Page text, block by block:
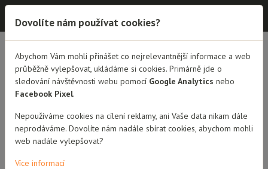
Dobrá rodina - semináře
Dobrá rodina - semináře
Přihlášení
Uživatelské jméno / Email
Heslo
Dovolíte nám používat cookies?
Abychom Vám mohli přinášet co nejrelevantnější informace a web
průběžně vylepšovat, ukládáme si cookies. Primárně jde o
sledování návštěvnosti webu pomocí Google Analytics nebo
Facebook Pixel.
Nepoužíváme cookies na cílení reklamy, ani Vaše data nikam dále
neprodáváme. Dovolíte nám nadále sbírat cookies, abychom mohli
web nadále vylepšovat?
Více informací